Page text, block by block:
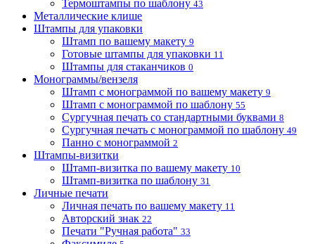
Термоштампы по шаблону 43
Металлические клише
Штампы для упаковки
Штамп по вашему макету 9
Готовые штампы для упаковки 11
Штампы для стаканчиков 0
Монограммы/вензеля
Штамп с монограммой по вашему макету 9
Штамп с монограммой по шаблону 55
Сургучная печать со стандартными буквами 8
Сургучная печать с монограммой по шаблону 49
Панно с монограммой 2
Штампы-визитки
Штамп-визитка по вашему макету 10
Штамп-визитка по шаблону 31
Личные печати
Личная печать по вашему макету 11
Авторский знак 22
Печати "Ручная работа" 33